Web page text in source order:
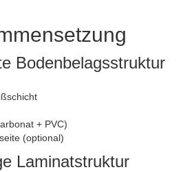
Bodenbelagsstruktur
+ PVC)
(optional)
Laminatstruktur